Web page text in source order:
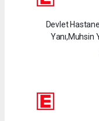
Devlet
Yanı,Muhsin